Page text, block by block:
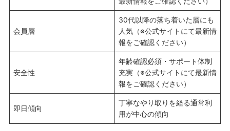
会員層
30代以降の落ち着いた層にも
人気（※公式サイトにて最新情
報をご確認ください）
安全性
年齢確認必須・サポート体制
充実（※公式サイトにて最新情
報をご確認ください）
即日傾向
丁寧なやり取りを経る通常利
用が中心の傾向